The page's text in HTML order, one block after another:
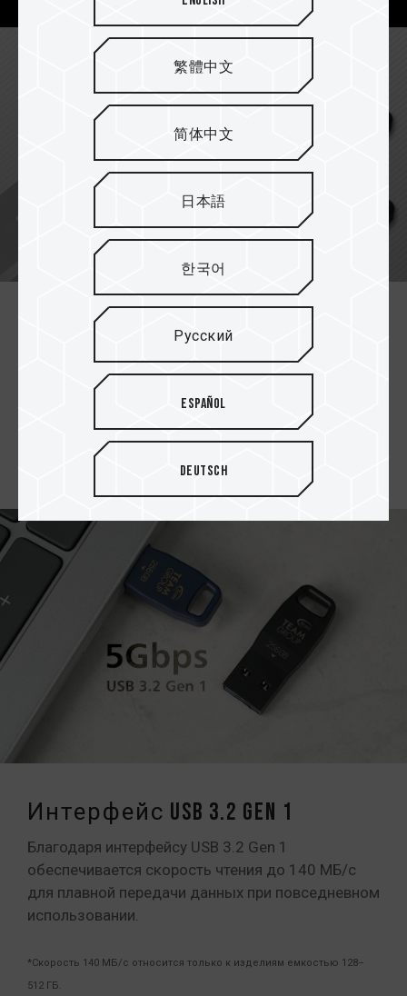
Широкие возможности
хранения данных
Доступны модели различной емкости: 32 ГБ, 64
ГБ, 256 ГБ и 512 ГБ, что обеспечивает широкие
возможности для хранения всех файлов и
документов пользователя.
Интерфейс USB 3.2 Gen 1
Благодаря интерфейсу USB 3.2 Gen 1
обеспечивается скорость чтения до 140 МБ/с
для плавной передачи данных при повседневном
использовании.
*Скорость 140 МБ/с относится только к изделиям емкостью 128–
512 ГБ.
繁體中文
简体中文
日本語
한국어
Русский
Español
Deutsch